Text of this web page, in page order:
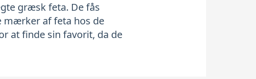
græsk feta. De fås
mærker af feta hos de
at finde sin favorit, da de